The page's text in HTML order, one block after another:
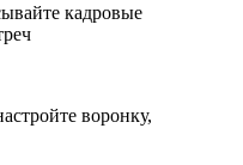
кадровые
воронку,